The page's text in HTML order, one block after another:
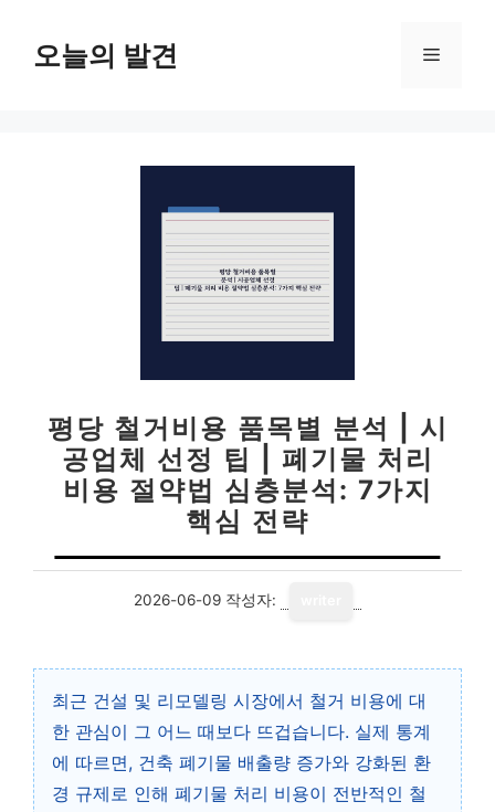
오늘의 발견 메
평당 철거비용 품목별 분석 | 시
공업체 선정 팁 | 폐기물 처리
비용 절약법 심층분석: 7가지
핵심 전략
2026-06-09 작성자:
최근 건설 및 리모델링 시장에서 철거 비용에 대
한 관심이 그 어느 때보다 뜨겁습니다. 실제 통계
에 따르면, 건축 폐기물 배출량 증가와 강화된 환
경 규제로 인해 폐기물 처리 비용이 전반적인 철